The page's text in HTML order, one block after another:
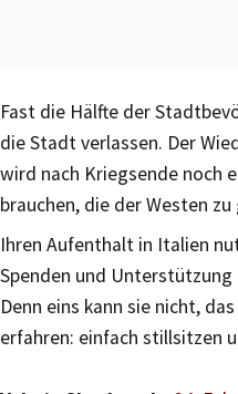
Fast die Hälfte der
die Stadt verlassen. Der
wird nach Kriegsende noch
brauchen, die der Westen zu
Ihren Aufenthalt in Italien
Spenden und
Denn eins kann sie nicht,
erfahren: einfach stillsitzen